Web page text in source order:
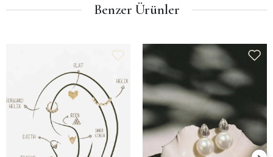
Benzer Ürünler